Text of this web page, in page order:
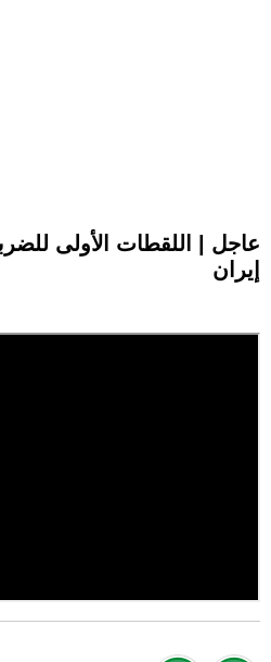
عاجل | اللقطات الأولى
إيران